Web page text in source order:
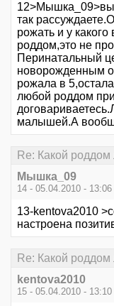
12>Мышка_09>вы
так
рожать и у
роддом,это не
Перинатальный
новорожденным
рожала в
любой роддом
малышей.А
Re: Какой
Мышка_09
14 - 05.04.2010 - 13:06
13-kentova2010
настроена
Re: Какой
kentova2010
15 - 05.04.2010 - 13:10